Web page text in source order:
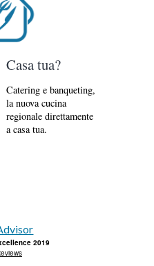
Casa tua?
Catering e banqueting,
la nuova cucina
regionale direttamente
a casa tua.
2019